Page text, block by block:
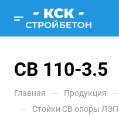
СВ 110-3.5
Главная — Продукция —
— Стойки СВ опоры ЛЭП